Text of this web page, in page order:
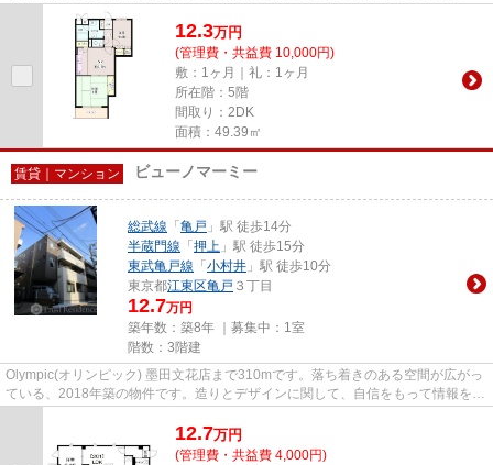
徒歩9分の物件です。防犯対策...
12.3万円
(管理費・共益費 10,000円)
敷：1ヶ月｜礼：1ヶ月
所在階：5階
間取り：2DK
面積：49.39㎡
賃貸｜マンション ビューノマーミー
総武線 「 亀戸 」駅 徒歩14分
半蔵門線 「 押上 」駅 徒歩15分
東武亀戸線 「 小村井 」駅 徒歩10分
東京都江東区亀戸 ３丁目
12.7万円
築年数：築8年 ｜募集中： 1室
階数：3階建
Olympic(オリンピック) 墨田文花店まで310mです。落ち着きのある空間が広がっ
ている、2018年築の物件です。造りとデザインに関して、自信をもって情報を提
12.7万円
(管理費・共益費 4,000円)